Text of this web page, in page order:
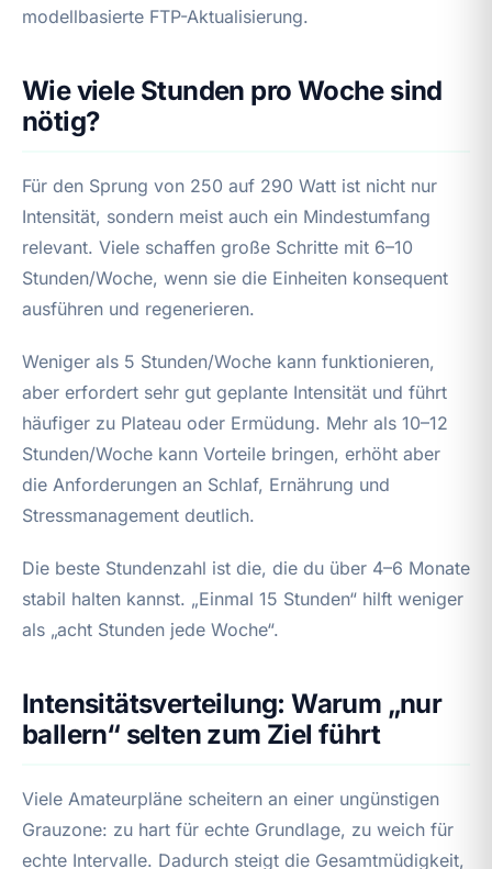
modellbasierte FTP-Aktualisierung.
Wie viele Stunden pro Woche sind
nötig?
Für den Sprung von 250 auf 290 Watt ist nicht nur
Intensität, sondern meist auch ein Mindestumfang
relevant. Viele schaffen große Schritte mit 6–10
Stunden/Woche, wenn sie die Einheiten konsequent
ausführen und regenerieren.
Weniger als 5 Stunden/Woche kann funktionieren,
aber erfordert sehr gut geplante Intensität und führt
häufiger zu Plateau oder Ermüdung. Mehr als 10–12
Stunden/Woche kann Vorteile bringen, erhöht aber
die Anforderungen an Schlaf, Ernährung und
Stressmanagement deutlich.
Die beste Stundenzahl ist die, die du über 4–6 Monate
stabil halten kannst. „Einmal 15 Stunden“ hilft weniger
als „acht Stunden jede Woche“.
Intensitätsverteilung: Warum „nur
ballern“ selten zum Ziel führt
Viele Amateurpläne scheitern an einer ungünstigen
Grauzone: zu hart für echte Grundlage, zu weich für
echte Intervalle. Dadurch steigt die Gesamtmüdigkeit,